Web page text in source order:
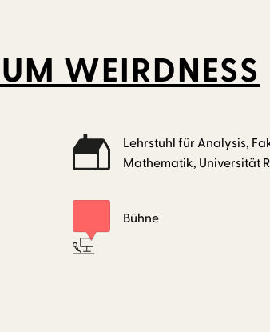
WEIRDNESS
Lehrstuhl für Analysis,
Mathematik, Universität
Bühne